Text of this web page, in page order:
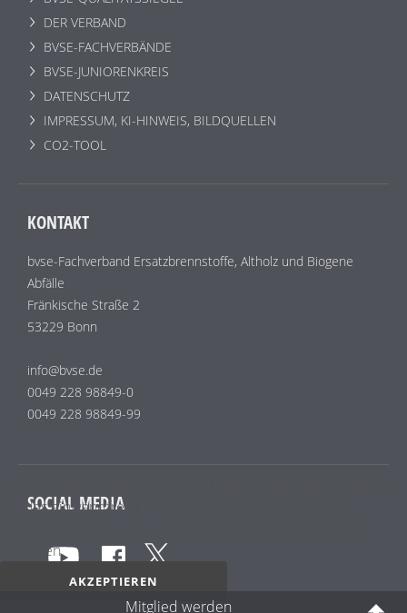
DER VERBAND
BVSE-FACHVERBÄNDE
BVSE-JUNIORENKREIS
DATENSCHUTZ
IMPRESSUM, KI-HINWEIS, BILDQUELLEN
CO2-TOOL
KONTAKT
bvse-Fachverband Ersatzbrennstoffe, Altholz und Biogene
Abfälle
Fränkische Straße 2
53229 Bonn
info@bvse.de
0049 228 98849-0
0049 228 98849-99
SOCIAL MEDIA
Mitglied werden
die das einwandfreie Funktionieren der Internetseite
enthalten.
AKZEPTIEREN